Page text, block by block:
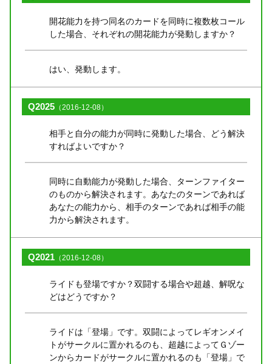
開花能力を持つ同名のカードを同時に複数枚コール
した場合、それぞれの開花能力が発動しますか？
はい、発動します。
Q2025 （2016-12-08）
相手と自分の能力が同時に発動した場合、どう解決
すればよいですか？
同時に自動能力が発動した場合、ターンファイター
のものから解決されます。あなたのターンであれば
あなたの能力から、相手のターンであれば相手の能
力から解決されます。
Q2021 （2016-12-08）
ライドも登場ですか？双闘する場合や超越、解呪な
どはどうですか？
ライドは「登場」です。双闘によってレギオンメイ
トがサークルに置かれるのも、超越によってＧゾー
ンからカードがサークルに置かれるのも「登場」で